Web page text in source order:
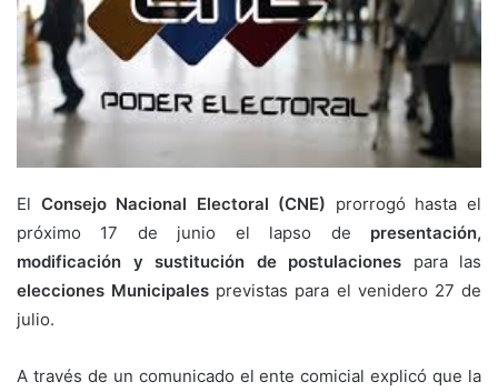
El Consejo Nacional Electoral (CNE) prorrogó hasta el
próximo 17 de junio el lapso de presentación,
modificación y sustitución de postulaciones para las
elecciones Municipales previstas para el venidero 27 de
julio.
A través de un comunicado el ente comicial explicó que la